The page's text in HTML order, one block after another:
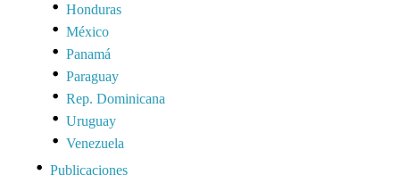
Honduras
México
Panamá
Paraguay
Rep. Dominicana
Uruguay
Venezuela
Publicaciones